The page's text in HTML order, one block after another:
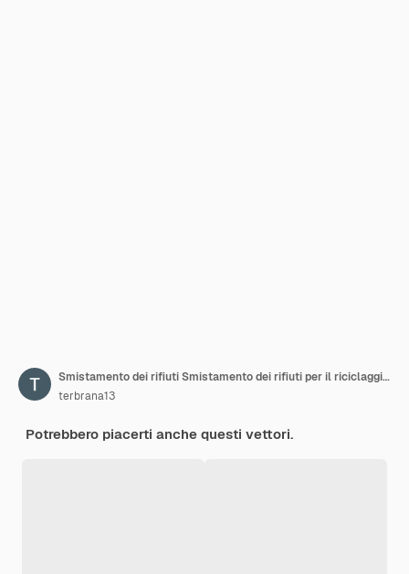
Smistamento dei rifiuti Smistamento dei rifiuti per il riciclaggio Smistamento dei rifiuti Contenitori per il riciclaggio Diversi tipi di spazzatura carta plastica vetro organico Illustrazione vettoriale piatta moderna
terbrana13
Potrebbero piacerti anche questi vettori.